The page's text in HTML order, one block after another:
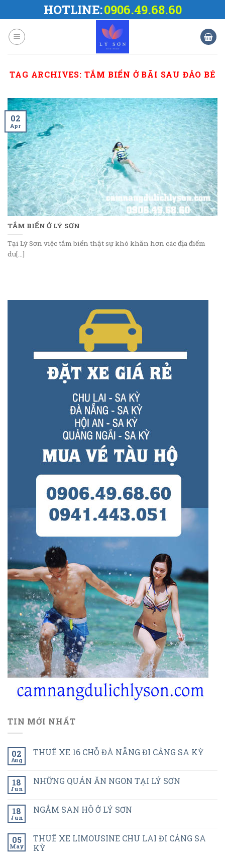
to
content
HOTLINE:0906.49.68.60
TAG ARCHIVES: TẮM BIỂN Ở BÃI SAU ĐẢO BÉ
TẮM BIỂN Ở LÝ SƠN
Tại Lý Sơn việc tắm biển thật sự khó khăn hơn các địa điểm
du[...]
02
Apr
TIN MỚI NHẤT
02
Aug
THUÊ XE 16 CHỖ ĐÀ NẴNG ĐI CẢNG SA KỲ
18
Jun
NHỮNG QUÁN ĂN NGON TẠI LÝ SƠN
18
Jun
NGẮM SAN HÔ Ở LÝ SƠN
05
May
THUÊ XE LIMOUSINE CHU LAI ĐI CẢNG SA
KỲ